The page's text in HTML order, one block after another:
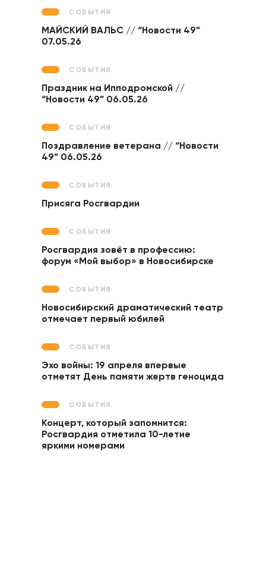
СОБЫТИЯ
МАЙСКИЙ ВАЛЬС // “Новости 49”
07.05.26
СОБЫТИЯ
Праздник на Ипподромской //
“Новости 49” 06.05.26
СОБЫТИЯ
Поздравление ветерана // “Новости
49” 06.05.26
СОБЫТИЯ
Присяга Росгвардии
СОБЫТИЯ
Росгвардия зовёт в профессию:
форум «Мой выбор» в Новосибирске
СОБЫТИЯ
Новосибирский драматический театр
отмечает первый юбилей
СОБЫТИЯ
Эхо войны: 19 апреля впервые
отметят День памяти жертв геноцида
СОБЫТИЯ
Концерт, который запомнится:
Росгвардия отметила 10-летие
яркими номерами